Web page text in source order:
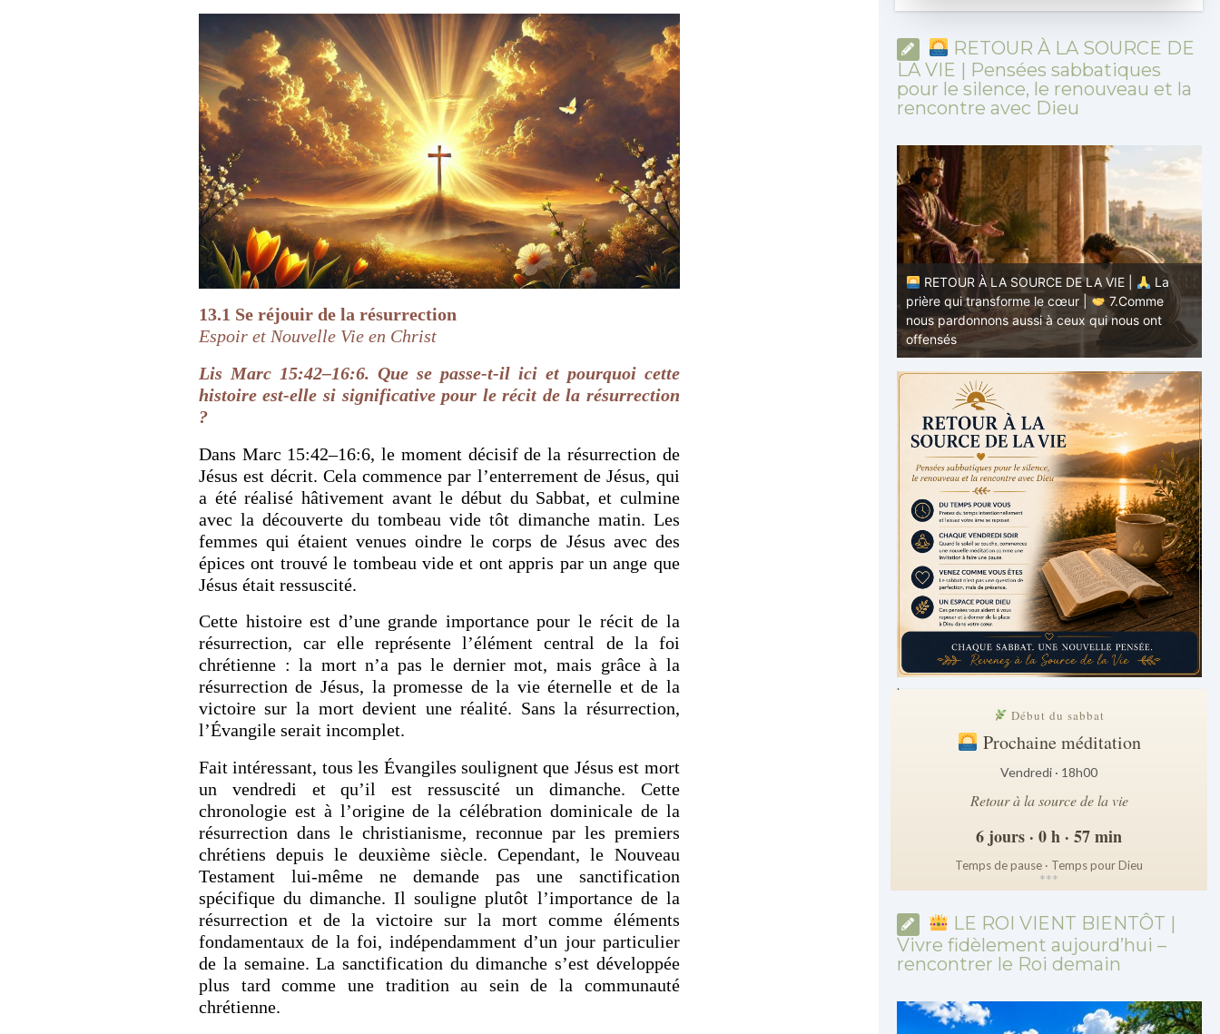
13.1 Se réjouir de la résurrection
Espoir et Nouvelle Vie en Christ
Lis Marc 15:42–16:6. Que se passe-t-il ici et pourquoi cette
histoire est-elle si significative pour le récit de la résurrection
?
Dans Marc 15:42–16:6, le moment décisif de la résurrection de
Jésus est décrit. Cela commence par l’enterrement de Jésus, qui
a été réalisé hâtivement avant le début du Sabbat, et culmine
avec la découverte du tombeau vide tôt dimanche matin. Les
femmes qui étaient venues oindre le corps de Jésus avec des
épices ont trouvé le tombeau vide et ont appris par un ange que
Jésus était ressuscité.
Cette histoire est d’une grande importance pour le récit de la
résurrection, car elle représente l’élément central de la foi
chrétienne : la mort n’a pas le dernier mot, mais grâce à la
résurrection de Jésus, la promesse de la vie éternelle et de la
victoire sur la mort devient une réalité. Sans la résurrection,
l’Évangile serait incomplet.
Fait intéressant, tous les Évangiles soulignent que Jésus est mort
un vendredi et qu’il est ressuscité un dimanche. Cette
chronologie est à l’origine de la célébration dominicale de la
résurrection dans le christianisme, reconnue par les premiers
chrétiens depuis le deuxième siècle. Cependant, le Nouveau
Testament lui-même ne demande pas une sanctification
spécifique du dimanche. Il souligne plutôt l’importance de la
résurrection et de la victoire sur la mort comme éléments
fondamentaux de la foi, indépendamment d’un jour particulier
de la semaine. La sanctification du dimanche s’est développée
plus tard comme une tradition au sein de la communauté
chrétienne.
RETOUR À LA SOURCE DE
LA VIE | Pensées sabbatiques
pour le silence, le renouveau et la
rencontre avec Dieu
RETOUR À LA SOURCE DE LA VIE |
prière qui transforme le cœur |
nous du mal
RETOUR À LA SOURCE DE LA VIE |
La
prière qui transforme le cœur |
7.Comme
nous pardonnons aussi à ceux qui nous ont
offensés
.
Début du sabbat
Prochaine méditation
Vendredi · 18h00
Retour à la source de la vie
6 jours · 0 h · 57 min
Temps de pause · Temps pour Dieu
***
LE ROI VIENT BIENTÔT |
Vivre fidèlement aujourd’hui –
rencontrer le Roi demain